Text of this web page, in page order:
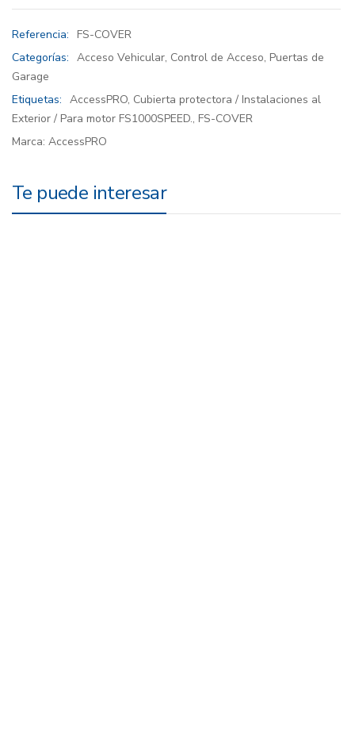
Referencia: FS-COVER
Categorías: Acceso Vehicular, Control de Acceso, Puertas de
Garage
Etiquetas: AccessPRO, Cubierta protectora / Instalaciones al
Exterior / Para motor FS1000SPEED., FS-COVER
Marca: AccessPRO
Te puede interesar